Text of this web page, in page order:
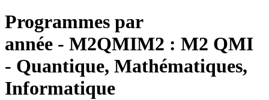
Programmes par
année - M2QMIM2 : M2 QMI
- Quantique, Mathématiques,
Informatique